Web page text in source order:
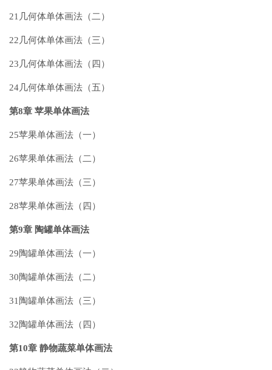
21几何体单体画法（二）
22几何体单体画法（三）
23几何体单体画法（四）
24几何体单体画法（五）
第8章 苹果单体画法
25苹果单体画法（一）
26苹果单体画法（二）
27苹果单体画法（三）
28苹果单体画法（四）
第9章 陶罐单体画法
29陶罐单体画法（一）
30陶罐单体画法（二）
31陶罐单体画法（三）
32陶罐单体画法（四）
第10章 静物蔬菜单体画法